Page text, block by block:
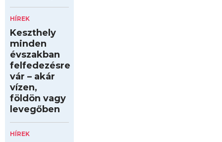
HÍREK
Keszthely
minden
évszakban
felfedezésre
vár – akár
vízen,
földön vagy
levegőben
HÍREK